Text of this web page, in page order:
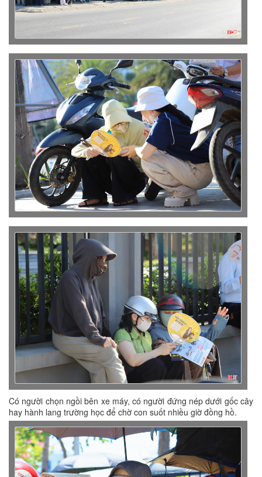
Có người chọn ngồi bên xe máy, có người đứng nép dưới gốc cây
hay hành lang trường học để chờ con suốt nhiều giờ đồng hồ.